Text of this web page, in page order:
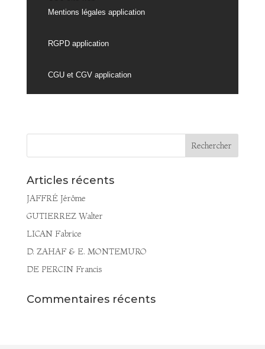
Mentions légales application
RGPD application
CGU et CGV application
Articles récents
JAFFRÉ Jérôme
GUTIERREZ Walter
LICAN Fabrice
D. ZAHAF & E. MONTEMURO
DE PERCIN Francis
Commentaires récents